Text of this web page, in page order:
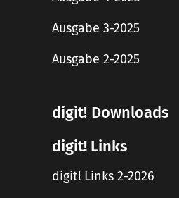
Ausgabe 3-2025
Ausgabe 2-2025
digit! Downloads
digit! Links
digit! Links 2-2026